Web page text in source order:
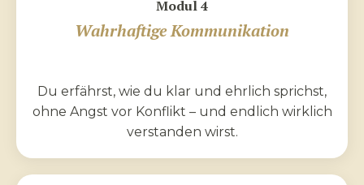
Modul 4
Wahrhaftige Kommunikation
Du erfährst, wie du klar und ehrlich sprichst,
ohne Angst vor Konflikt – und endlich wirklich
verstanden wirst.